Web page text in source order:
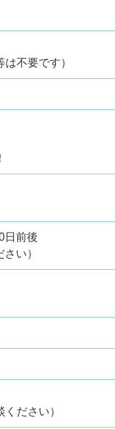
不要です）
前後
い）
ださい）